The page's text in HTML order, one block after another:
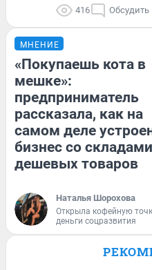
416 Обсудить
МНЕНИЕ
«Покупаешь кота в
мешке»:
предприниматель
рассказала, как на
самом деле
бизнес со складами
дешевых товаров
Наталья Шорохова
Открыла кофейную
деньги соцразвития